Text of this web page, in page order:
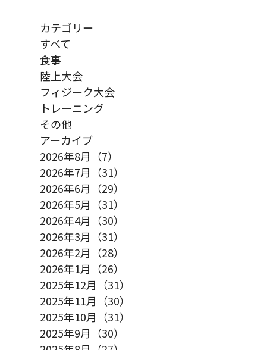
カテゴリー
すべて
食事
陸上大会
フィジーク大会
トレーニング
その他
アーカイブ
2026年8月（7）
2026年7月（31）
2026年6月（29）
2026年5月（31）
2026年4月（30）
2026年3月（31）
2026年2月（28）
2026年1月（26）
2025年12月（31）
2025年11月（30）
2025年10月（31）
2025年9月（30）